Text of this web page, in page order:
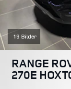
19 Bilder
RANGE
270E